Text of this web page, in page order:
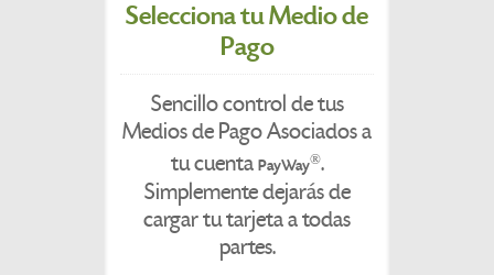
Selecciona tu Medio de
Pago
Sencillo control de tus
Medios de Pago Asociados a
tu cuenta PayWay®.
Simplemente dejarás de
cargar tu tarjeta a todas
partes.